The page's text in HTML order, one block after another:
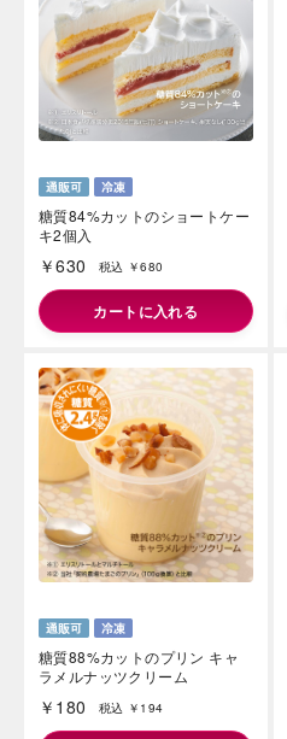
糖質84%カットのショートケー
キ2個入
￥630 税込 ￥680
カートに入れる
糖質88%カットのプリン キャ
ラメルナッツクリーム
￥180 税込 ￥194